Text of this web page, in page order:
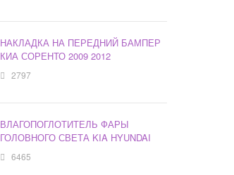
НАКЛАДКА НА ПЕРЕДНИЙ БАМПЕР
КИА СОРЕНТО 2009 2012
2797
ВЛАГОПОГЛОТИТЕЛЬ ФАРЫ
ГОЛОВНОГО СВЕТА KIA HYUNDAI
6465